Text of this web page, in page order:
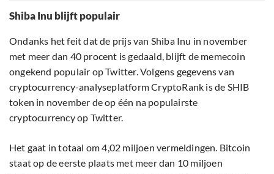
Shiba Inu blijft populair
Ondanks het feit dat de prijs van Shiba Inu in november
met meer dan 40 procent is gedaald, blijft de memecoin
ongekend populair op Twitter. Volgens gegevens van
cryptocurrency-analyseplatform CryptoRank is de SHIB
token in november de op één na populairste
cryptocurrency op Twitter.
Het gaat in totaal om 4,02 miljoen vermeldingen. Bitcoin
staat op de eerste plaats met meer dan 10 miljoen